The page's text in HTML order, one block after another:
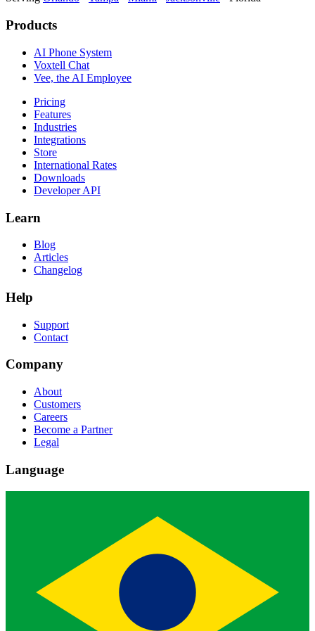
Products
AI Phone System
Voxtell Chat
Vee, the AI Employee
Pricing
Features
Industries
Integrations
Store
International Rates
Downloads
Developer API
Learn
Blog
Articles
Changelog
Help
Support
Contact
Company
About
Customers
Careers
Become a Partner
Legal
Language